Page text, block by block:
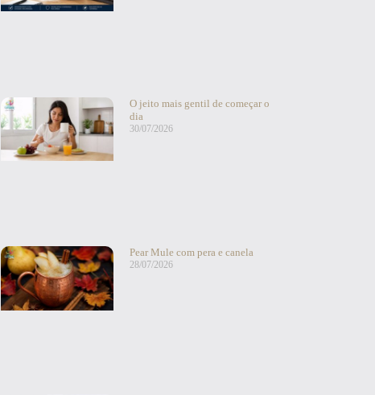
O jeito mais gentil de começar o
dia
30/07/2026
Pear Mule com pera e canela
28/07/2026